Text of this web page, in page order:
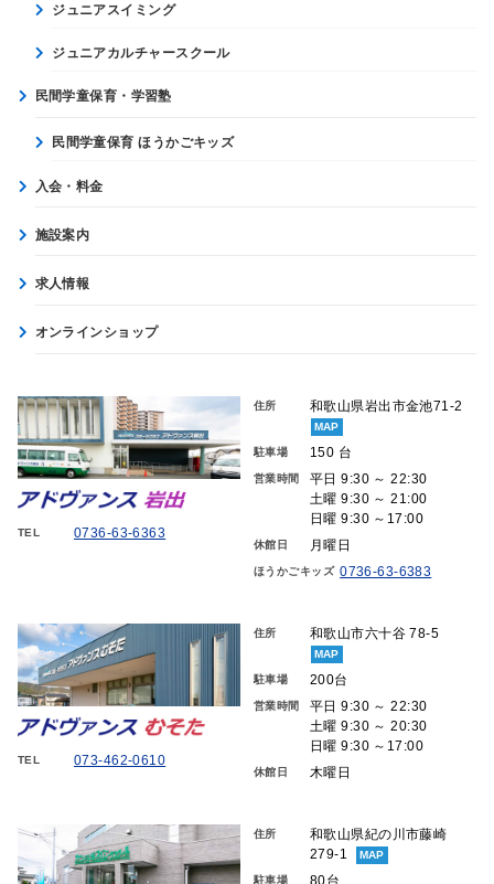
ジュニアスイミング
ジュニアカルチャースクール
民間学童保育・学習塾
民間学童保育 ほうかごキッズ
入会・料金
施設案内
求人情報
オンラインショップ
TEL 0736-63-6363
住所 和歌山県岩出市金池71-2
MAP
駐車場 150 台
営業時間
平日 9:30 ～ 22:30
土曜 9:30 ～ 21:00
日曜 9:30 ～17:00
休館日 月曜日
ほうかごキッズ 0736-63-6383
TEL 073-462-0610
住所 和歌山市六十谷 78-5
MAP
駐車場 200台
営業時間
平日 9:30 ～ 22:30
土曜 9:30 ～ 20:30
日曜 9:30 ～17:00
休館日 木曜日
住所
和歌山県紀の川市藤崎
279-1
MAP
駐車場 80台